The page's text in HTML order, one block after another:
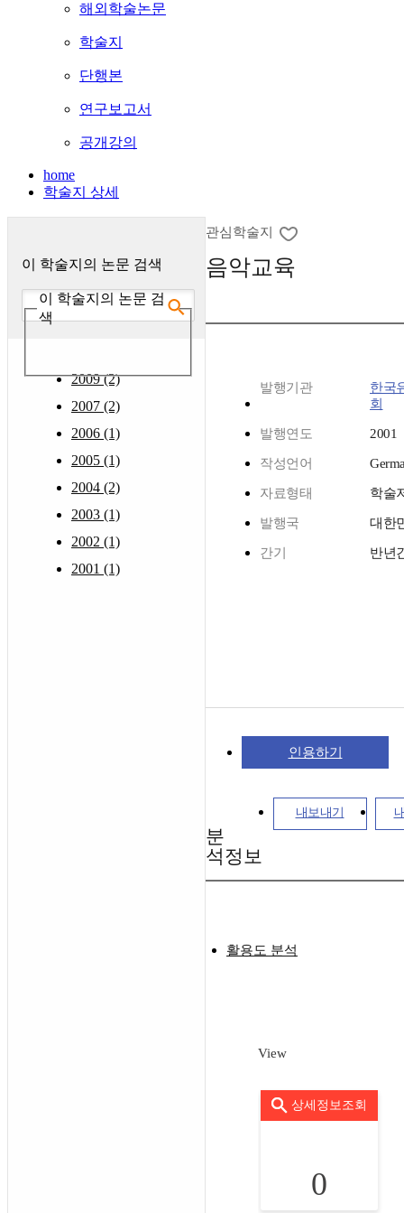
해외학술논문
학술지
단행본
연구보고서
공개강의
home
학술지 상세
이 학술지의 논문 검색
이 학술지의 논문 검
색
2009 (2)
2007 (2)
2006 (1)
2005 (1)
2004 (2)
2003 (1)
2002 (1)
2001 (1)
관심학술지
음악교육
발행기관
한국
회
발행연도 2001
작성언어
자료형태 학술
발행국 대한
간기 반년
인용하기
내보내기
분
석정보
활용도 분석
View
상세정보조회
0